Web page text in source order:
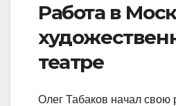
Работа в
театре
Олег Табаков начал свою